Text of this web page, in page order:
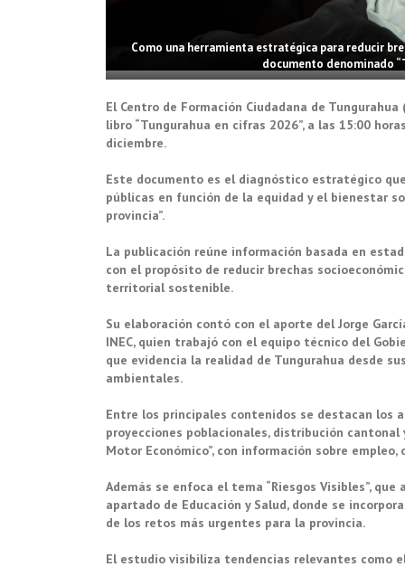
Como una herramienta estratégica para reducir
documento denominado
El Centro de Formación Ciudadana de
libro “Tungurahua en cifras 2026”, a las 15:00
diciembre.
Este documento es el diagnóstico estratégico
públicas en función de la equidad y el bienestar
provincia”.
La publicación reúne información basada en
con el propósito de reducir brechas
territorial sostenible.
Su elaboración contó con el aporte del Jorge
INEC, quien trabajó con el equipo técnico del
que evidencia la realidad de Tungurahua desde
ambientales.
Entre los principales contenidos se destacan los
proyecciones poblacionales, distribución
Motor Económico”, con información sobre empleo,
Además se enfoca el tema “Riesgos Visibles”,
apartado de Educación y Salud, donde se
de los retos más urgentes para la provincia.
El estudio visibiliza tendencias relevantes como